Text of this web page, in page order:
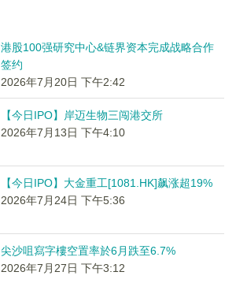
港股100强研究中心&链界资本完成战略合作
签约
2026年7月20日 下午2:42
【今日IPO】岸迈生物三闯港交所
2026年7月13日 下午4:10
【今日IPO】大金重工[1081.HK]飙涨超19%
2026年7月24日 下午5:36
尖沙咀寫字樓空置率於6月跌至6.7%
2026年7月27日 下午3:12